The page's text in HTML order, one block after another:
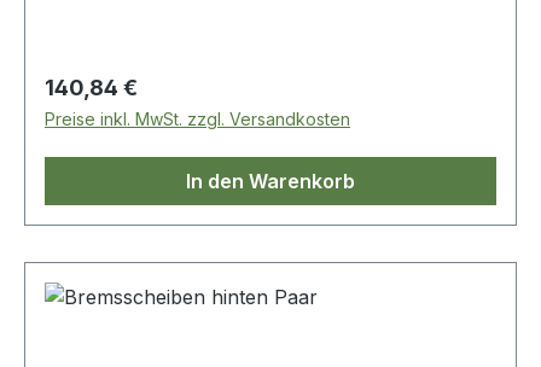
bietet sie eine Gewichtsreduzierung von bis zu 15
%. Dadurch wird die Leistung verbessert und der
Kraftstoffverbrauch sowie die Emissionen des
Fahrzeugs reduziert.
Regulärer Preis:
140,84 €
Preise inkl. MwSt. zzgl. Versandkosten
In den Warenkorb